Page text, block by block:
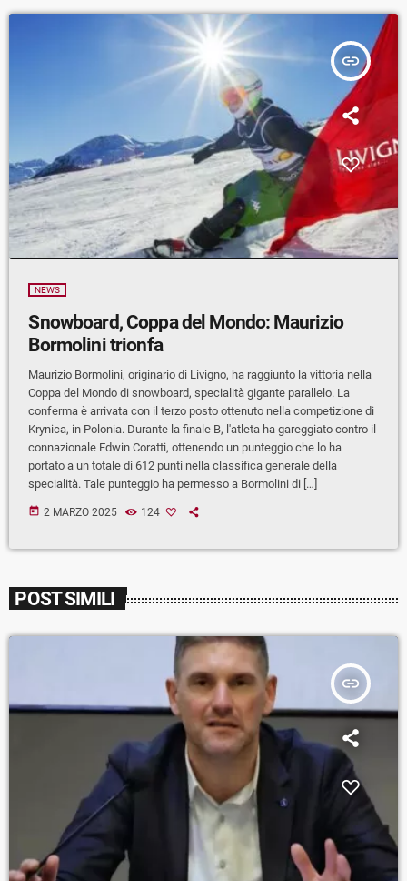
insert_link
NEWS
Snowboard, Coppa del Mondo: Maurizio
Bormolini trionfa
Maurizio Bormolini, originario di Livigno, ha raggiunto la vittoria nella
Coppa del Mondo di snowboard, specialità gigante parallelo. La
conferma è arrivata con il terzo posto ottenuto nella competizione di
Krynica, in Polonia. Durante la finale B, l'atleta ha gareggiato contro il
connazionale Edwin Coratti, ottenendo un punteggio che lo ha
portato a un totale di 612 punti nella classifica generale della
specialità. Tale punteggio ha permesso a Bormolini di […]
today 2 MARZO 2025 124
POST SIMILI
insert_link